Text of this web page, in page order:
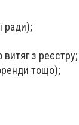
ради);
з реєстру;
тощо);